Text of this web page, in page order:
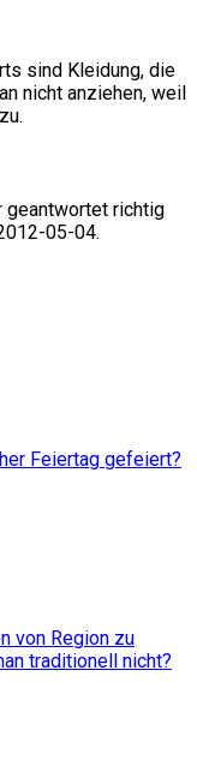
sind Kleidung, die
nicht anziehen, weil
geantwortet richtig
05-04.
Feiertag gefeiert?
von Region zu
traditionell nicht?